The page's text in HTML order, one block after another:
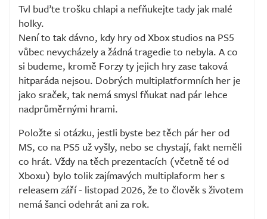
Tvl buďte trošku chlapi a nefňukejte tady jak malé
holky.
Není to tak dávno, kdy hry od Xbox studios na PS5
vůbec nevycházely a žádná tragedie to nebyla. A co
si budeme, kromě Forzy ty jejich hry zase taková
hitparáda nejsou. Dobrých multiplatformních her je
jako sraček, tak nemá smysl fňukat nad pár lehce
nadprůměrnými hrami.
Položte si otázku, jestli byste bez těch pár her od
MS, co na PS5 už vyšly, nebo se chystají, fakt neměli
co hrát. Vždy na těch prezentacích (včetně té od
Xboxu) bylo tolik zajímavých multiplaform her s
releasem září - listopad 2026, že to člověk s životem
nemá šanci odehrát ani za rok.